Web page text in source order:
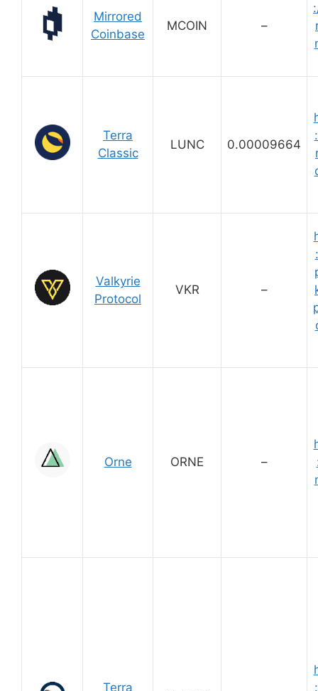
Mirrored
Coinbase
MCOIN –
Terra
Classic
LUNC 0.00009664
Valkyrie
Protocol
VKR –
Orne ORNE –
Terra